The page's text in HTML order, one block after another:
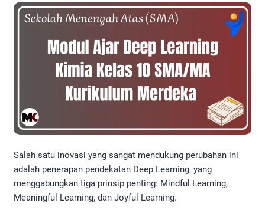
Salah satu inovasi yang sangat mendukung perubahan ini
adalah penerapan pendekatan Deep Learning, yang
menggabungkan tiga prinsip penting: Mindful Learning,
Meaningful Learning, dan Joyful Learning.